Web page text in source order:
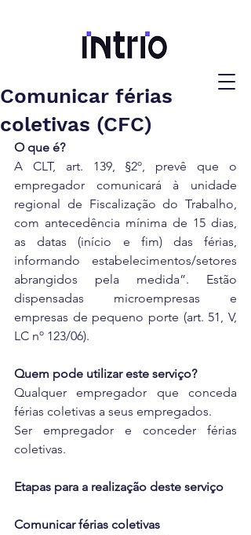
Comunicar férias
coletivas (CFC)
O que é?
A CLT, art. 139, §2º, prevê que o
empregador comunicará à unidade
regional de Fiscalização do Trabalho,
com antecedência mínima de 15 dias,
as datas (início e fim) das férias,
informando estabelecimentos/setores
abrangidos pela medida”. Estão
dispensadas microempresas e
empresas de pequeno porte (art. 51, V,
LC nº 123/06).
Quem pode utilizar este serviço?
Qualquer empregador que conceda
férias coletivas a seus empregados.
Ser empregador e conceder férias
coletivas.
Etapas para a realização deste serviço
Comunicar férias coletivas